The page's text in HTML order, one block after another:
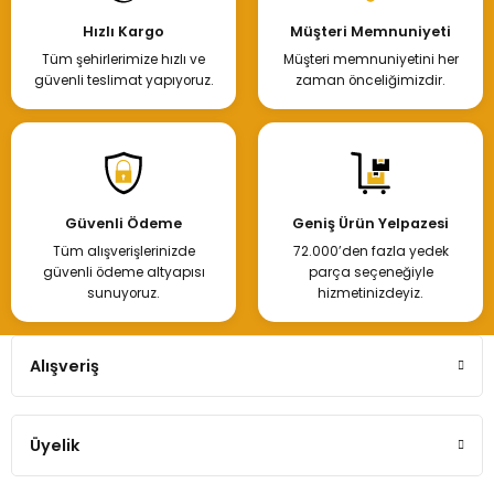
Hızlı Kargo
Tüm şehirlerimize hızlı ve
güvenli teslimat yapıyoruz.
Müşteri Memnuniyeti
Müşteri memnuniyetini her
zaman önceliğimizdir.
Güvenli Ödeme
Tüm alışverişlerinizde
güvenli ödeme altyapısı
sunuyoruz.
Geniş Ürün Yelpazesi
72.000’den fazla yedek
parça seçeneğiyle
hizmetinizdeyiz.
Alışveriş
Üyelik